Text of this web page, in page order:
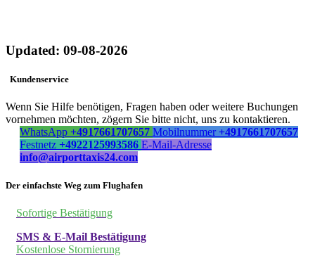
Updated: 09-08-2026
Kundenservice
Wenn Sie Hilfe benötigen, Fragen haben oder weitere Buchungen
vornehmen möchten, zögern Sie bitte nicht, uns zu kontaktieren.
WhatsApp +4917661707657 Mobilnummer +4917661707657
Festnetz +4922125993586 E-Mail-Adresse
info@airporttaxis24.com
Der einfachste Weg zum Flughafen
Sofortige Bestätigung
SMS & E-Mail Bestätigung
Kostenlose Stornierung